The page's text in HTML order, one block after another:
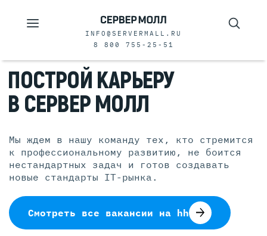
INFO@SERVERMALL.RU
8 800 755-25-51
ПОСТРОЙ КАРЬЕРУ
В СЕРВЕР МОЛЛ
Мы ждем в нашу команду тех, кто стремится
к профессиональному развитию, не боится
нестандартных задач и готов создавать
новые стандарты IT-рынка.
Смотреть все вакансии на hh